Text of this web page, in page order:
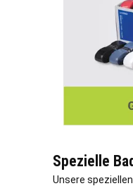
Spezielle
Unsere